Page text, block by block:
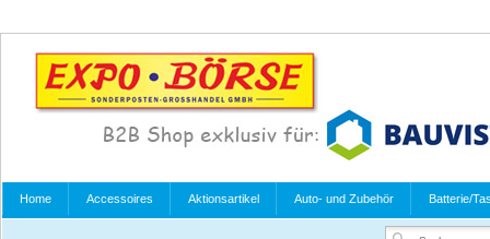
Home Accessoires Aktionsartikel Auto- und Zubehör Batterie/